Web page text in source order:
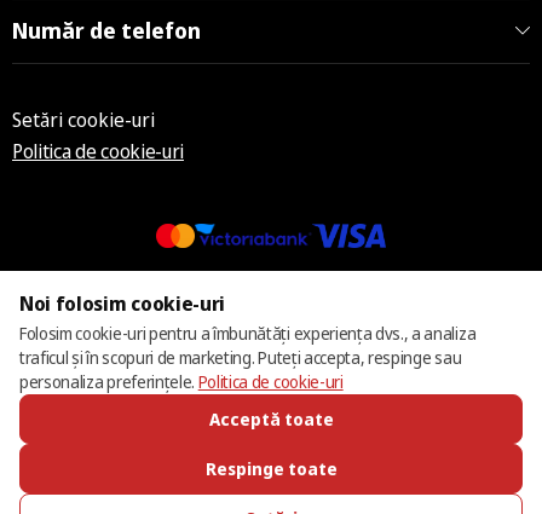
Număr de telefon
Setări cookie-uri
Politica de cookie-uri
© 2013 – 2026 ECOM
Noi folosim cookie-uri
Folosim cookie-uri pentru a îmbunătăți experiența dvs., a analiza
traficul și în scopuri de marketing. Puteți accepta, respinge sau
personaliza preferințele. Politica de cookie-uri
Acceptă toate
Respinge toate